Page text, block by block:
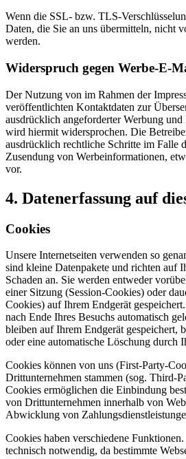
Wenn die SSL- bzw. TLS-
Daten, die Sie an uns übermitteln, nicht
werden.
Widerspruch gegen Werbe-E-
Der Nutzung von im Rahmen der
veröffentlichten Kontaktdaten zur
ausdrücklich angeforderter Werbung
wird hiermit widersprochen. Die
ausdrücklich rechtliche Schritte im Falle
Zusendung von Werbeinformationen,
vor.
4. Datenerfassung auf
Cookies
Unsere Internetseiten verwenden so
sind kleine Datenpakete und richten auf
Schaden an. Sie werden entweder
einer Sitzung (Session-Cookies) oder
Cookies) auf Ihrem Endgerät
nach Ende Ihres Besuchs automatisch
bleiben auf Ihrem Endgerät gespeichert,
oder eine automatische Löschung durch
Cookies können von uns (First-Party-
Drittunternehmen stammen (sog. Third-
Cookies ermöglichen die Einbindung
von Drittunternehmen innerhalb von
Abwicklung von
Cookies haben verschiedene
technisch notwendig, da bestimmte